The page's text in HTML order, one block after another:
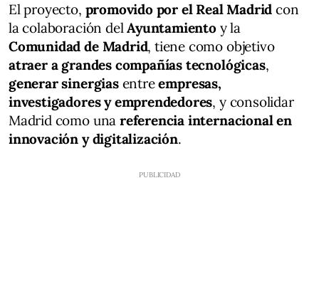
El proyecto, promovido por el Real Madrid con
la colaboración delAyuntamientoy la
Comunidad de Madrid, tiene como objetivo
atraer a grandes compañías tecnológicas,
generar sinergiasentreempresas,
investigadores y emprendedores, y consolidar
Madrid como una referencia internacional en
innovación y digitalización.